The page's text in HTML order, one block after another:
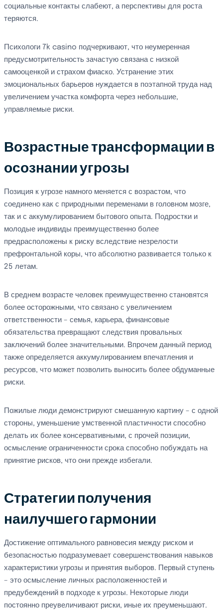
социальные контакты слабеют, а перспективы для роста
теряются.
Психологи 7k casino подчеркивают, что неумеренная
предусмотрительность зачастую связана с низкой
самооценкой и страхом фиаско. Устранение этих
эмоциональных барьеров нуждается в поэтапной труда над
увеличением участка комфорта через небольшие,
управляемые риски.
Возрастные трансформации в
осознании угрозы
Позиция к угрозе намного меняется с возрастом, что
соединено как с природными переменами в головном мозге,
так и с аккумулированием бытового опыта. Подростки и
молодые индивиды преимущественно более
предрасположены к риску вследствие незрелости
префронтальной коры, что абсолютно развивается только к
25 летам.
В среднем возрасте человек преимущественно становятся
более осторожными, что связано с увеличением
ответственности – семья, карьера, финансовые
обязательства превращают следствия провальных
заключений более значительными. Впрочем данный период
также определяется аккумулированием впечатления и
ресурсов, что может позволить выносить более обдуманные
риски.
Пожилые люди демонстрируют смешанную картину – с одной
стороны, уменьшение умственной пластичности способно
делать их более консервативными, с прочей позиции,
осмысление ограниченности срока способно побуждать на
принятие рисков, что они прежде избегали.
Стратегии получения
наилучшего гармонии
Достижение оптимального равновесия между риском и
безопасностью подразумевает совершенствования навыков
характеристики угрозы и принятия выборов. Первый ступень
– это осмысление личных расположенностей и
предубеждений в подходе к угрозы. Некоторые люди
постоянно преувеличивают риски, иные их преуменьшают.